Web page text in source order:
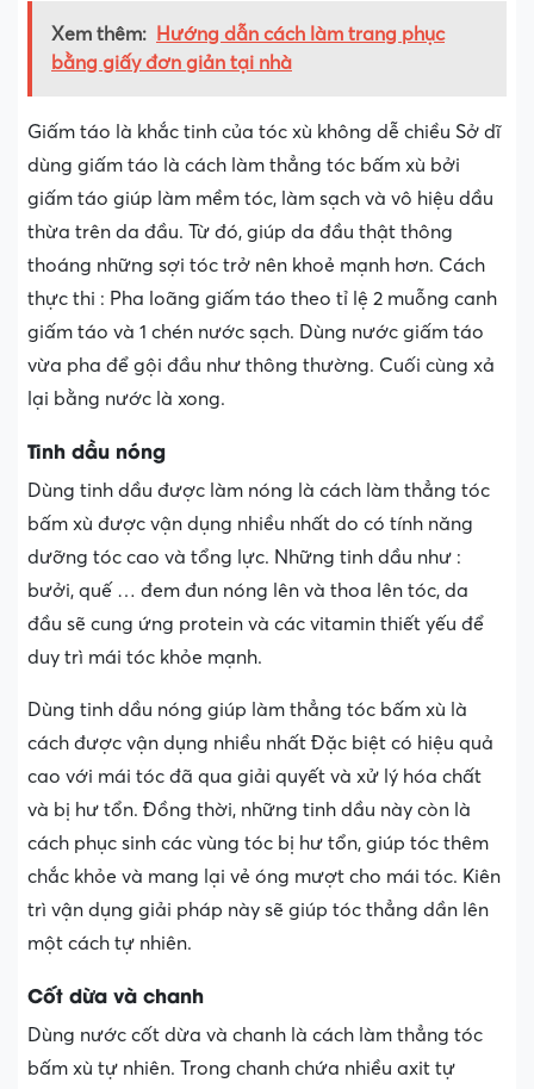
Xem thêm:
Hướng dẫn cách làm trang phục
bằng giấy đơn giản tại nhà
Giấm táo là khắc tinh của tóc xù không dễ chiều Sở dĩ
dùng giấm táo là cách làm thẳng tóc bấm xù bởi
giấm táo giúp làm mềm tóc, làm sạch và vô hiệu dầu
thừa trên da đầu. Từ đó, giúp da đầu thật thông
thoáng những sợi tóc trở nên khoẻ mạnh hơn. Cách
thực thi : Pha loãng giấm táo theo tỉ lệ 2 muỗng canh
giấm táo và 1 chén nước sạch. Dùng nước giấm táo
vừa pha để gội đầu như thông thường. Cuối cùng xả
lại bằng nước là xong.
Tinh dầu nóng
Dùng tinh dầu được làm nóng là cách làm thẳng tóc
bấm xù được vận dụng nhiều nhất do có tính năng
dưỡng tóc cao và tổng lực. Những tinh dầu như :
bưởi, quế … đem đun nóng lên và thoa lên tóc, da
đầu sẽ cung ứng protein và các vitamin thiết yếu để
duy trì mái tóc khỏe mạnh.
Dùng tinh dầu nóng giúp làm thẳng tóc bấm xù là
cách được vận dụng nhiều nhất Đặc biệt có hiệu quả
cao với mái tóc đã qua giải quyết và xử lý hóa chất
và bị hư tổn. Đồng thời, những tinh dầu này còn là
cách phục sinh các vùng tóc bị hư tổn, giúp tóc thêm
chắc khỏe và mang lại vẻ óng mượt cho mái tóc. Kiên
trì vận dụng giải pháp này sẽ giúp tóc thẳng dần lên
một cách tự nhiên.
Cốt dừa và chanh
Dùng nước cốt dừa và chanh là cách làm thẳng tóc
bấm xù tự nhiên. Trong chanh chứa nhiều axit tự